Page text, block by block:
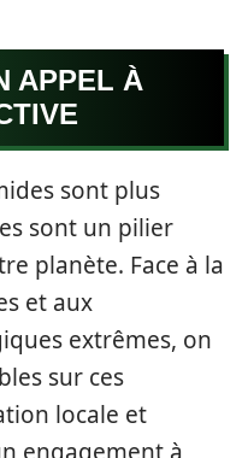
APPEL À
sont plus
sont un pilier
planète. Face à la
et aux
extrêmes, on
sur ces
locale et